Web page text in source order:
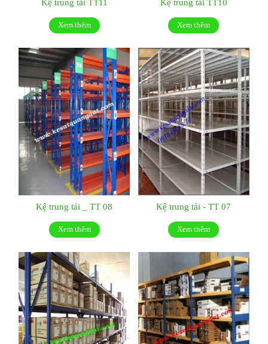
Kệ trung tải TT11
Xem thêm
Kệ trung tải TT10
Xem thêm
Kệ trung tải _ TT 08
Xem thêm
Kệ trung tải - TT 07
Xem thêm